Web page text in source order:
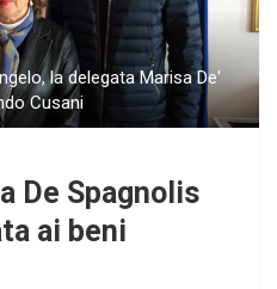
la delegata Marisa De'
Cusani
De Spagnolis
ai beni